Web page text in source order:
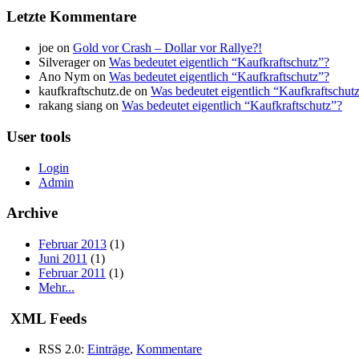
Letzte Kommentare
joe on Gold vor Crash – Dollar vor Rallye?!
Silverager on Was bedeutet eigentlich “Kaufkraftschutz”?
Ano Nym on Was bedeutet eigentlich “Kaufkraftschutz”?
kaufkraftschutz.de on Was bedeutet eigentlich
rakang siang on Was bedeutet eigentlich “Kaufkraftschutz”?
User tools
Login
Admin
Archive
Februar 2013 (1)
Juni 2011 (1)
Februar 2011 (1)
Mehr...
XML Feeds
RSS 2.0: Einträge, Kommentare